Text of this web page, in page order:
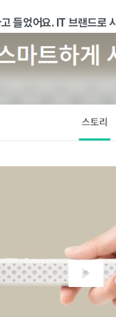
들었어요. IT 브랜드로